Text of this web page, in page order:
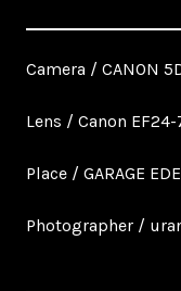
Camera / CANON
Lens / Canon
Place / GARAGE
Photographer /